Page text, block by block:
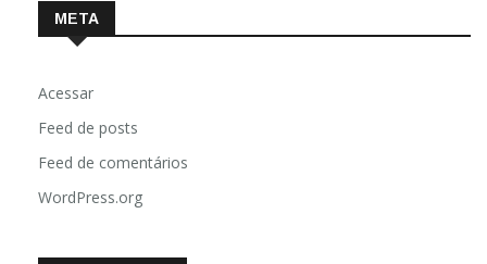
META
Acessar
Feed de posts
Feed de comentários
WordPress.org